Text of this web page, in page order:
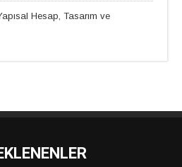
Hesap, Tasarım ve